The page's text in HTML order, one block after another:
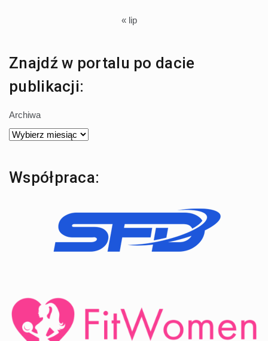
« lip
Znajdź w portalu po dacie
publikacji:
Archiwa
Współpraca: